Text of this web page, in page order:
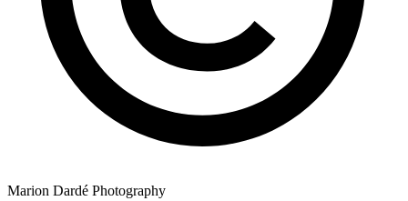
Marion Dardé Photography